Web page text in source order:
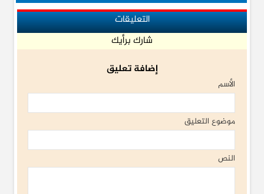
التعليقات
شارك برأيك
إضافة تعليق
الأسم
موضوع التعليق
النص